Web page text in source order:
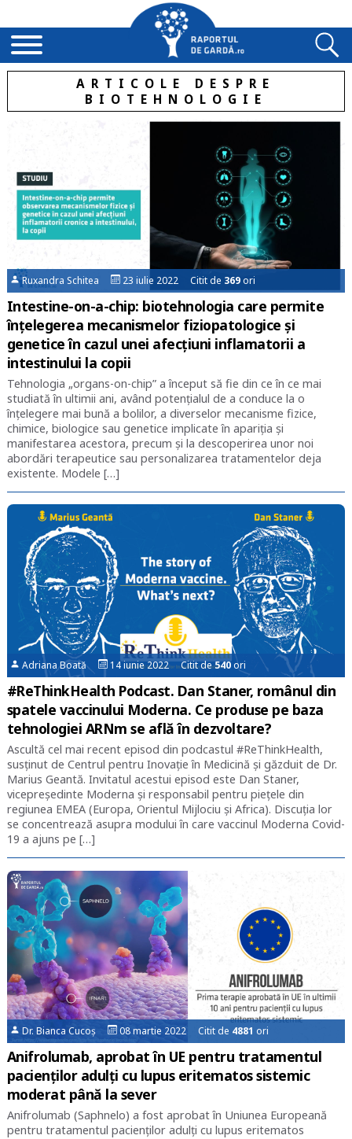
ARTICOLE DESPRE
BIOTEHNOLOGIE
Ruxandra Schitea 23 iulie 2022 Citit de 369ori
Intestine-on-a-chip: biotehnologia care permite
înțelegerea mecanismelor fiziopatologice și
genetice în cazul unei afecțiuni inflamatorii a
intestinului la copii
Tehnologia „organs-on-chip” a început să fie din ce în ce mai
studiată în ultimii ani, având potențialul de a conduce la o
înțelegere mai bună a bolilor, a diverselor mecanisme fizice,
chimice, biologice sau genetice implicate în apariția și
manifestarea acestora, precum și la descoperirea unor noi
abordări terapeutice sau personalizarea tratamentelor deja
existente. Modele […]
Adriana Boată 14 iunie 2022 Citit de540ori
#ReThinkHealth Podcast. Dan Staner, românul din
spatele vaccinului Moderna. Ce produse pe baza
tehnologiei ARNm se află în dezvoltare?
Ascultă cel mai recent episod din podcastul #ReThinkHealth,
susținut de Centrul pentru Inovație în Medicină și găzduit de Dr.
Marius Geantă. Invitatul acestui episod este Dan Staner,
vicepreședinte Moderna și responsabil pentru piețele din
regiunea EMEA (Europa, Orientul Mijlociu și Africa). Discuția lor
se concentrează asupra modului în care vaccinul Moderna Covid-
19 a ajuns pe […]
Dr. Bianca Cucoș 08 martie 2022 Citit de 4881 ori
Anifrolumab, aprobat în UE pentru tratamentul
pacienților adulți cu lupus eritematos sistemic
moderat până la sever
Anifrolumab (Saphnelo) a fost aprobat în Uniunea Europeană
pentru tratamentul pacienților adulți cu lupus eritematos